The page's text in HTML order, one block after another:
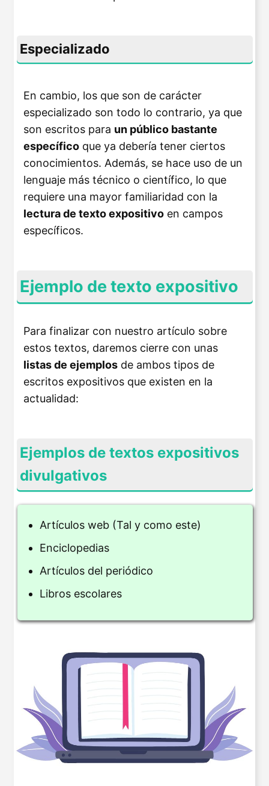
Especializado
En cambio, los que son de carácter
especializado son todo lo contrario, ya que
son escritos para un público bastante
específico que ya debería tener ciertos
conocimientos. Además, se hace uso de un
lenguaje más técnico o científico, lo que
requiere una mayor familiaridad con la
lectura de texto expositivo en campos
específicos.
Ejemplo de texto expositivo
Para finalizar con nuestro artículo sobre
estos textos, daremos cierre con unas
listas de ejemplos de ambos tipos de
escritos expositivos que existen en la
actualidad:
Ejemplos de textos expositivos
divulgativos
Artículos web (Tal y como este)
Enciclopedias
Artículos del periódico
Libros escolares